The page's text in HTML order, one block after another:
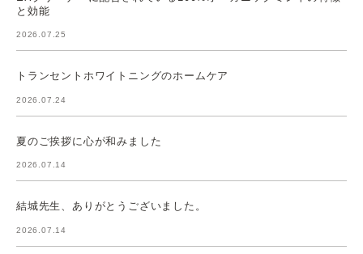
と効能
2026.07.25
トランセントホワイトニングのホームケア
2026.07.24
夏のご挨拶に心が和みました
2026.07.14
結城先生、ありがとうございました。
2026.07.14